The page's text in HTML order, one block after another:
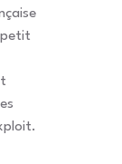
petit